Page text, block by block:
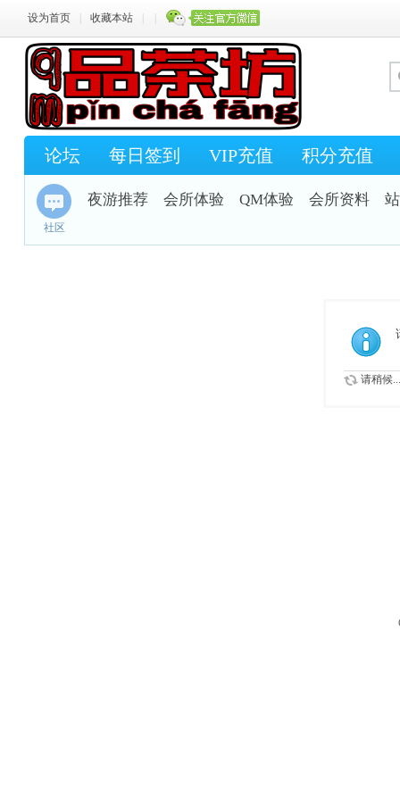
设为首页 收藏本站
论坛 每日签到 VIP充值 积分充值
社区
夜游推荐 会所体验 QM体验 会所资料
请稍候...